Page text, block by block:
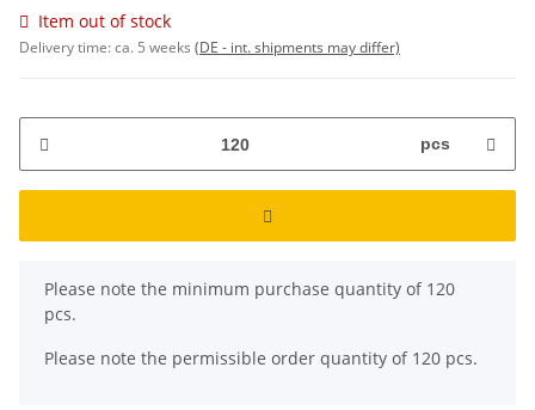
Item out of stock
Delivery time:ca. 5 weeks (DE - int. shipments may differ)
pcs
x
Please note the minimum purchase quantity of 120
pcs.
Please note the permissible order quantity of 120 pcs.